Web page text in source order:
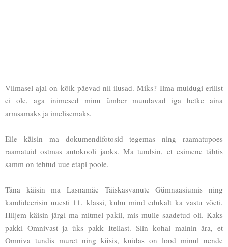
Viimasel ajal on kõik päevad nii ilusad. Miks? Ilma muidugi erilist
ei ole, aga inimesed minu ümber muudavad iga hetke aina
armsamaks ja imelisemaks.
Eile käisin ma dokumendifotosid tegemas ning raamatupoes
raamatuid ostmas autokooli jaoks. Ma tundsin, et esimene tähtis
samm on tehtud uue etapi poole.
Täna käisin ma Lasnamäe Täiskasvanute Gümnaasiumis ning
kandideerisin uuesti 11. klassi, kuhu mind edukalt ka vastu võeti.
Hiljem käisin järgi ma mitmel pakil, mis mulle saadetud oli. Kaks
pakki Omnivast ja üks pakk Itellast. Siin kohal mainin ära, et
Omniva tundis muret ning küsis, kuidas on lood minul nende